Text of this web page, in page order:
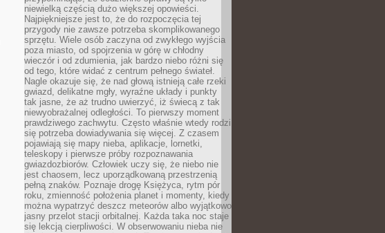
niewielką częścią dużo większej opowieści.
Najpiękniejsze jest to, że do rozpoczęcia tej
przygody nie zawsze potrzeba skomplikowanego
sprzętu. Wiele osób zaczyna od zwykłego wyjścia
poza miasto, od spojrzenia w górę w chłodny
wieczór i od zdumienia, jak bardzo niebo różni się
od tego, które widać z centrum pełnego świateł.
Nagle okazuje się, że nad głową istnieją całe rzeki
gwiazd, delikatne mgły, wyraźne układy i punkty
tak jasne, że aż trudno uwierzyć, iż świecą z tak
niewyobrażalnej odległości. To pierwszy moment
prawdziwego zachwytu. Często właśnie wtedy rodzi
się potrzeba dowiadywania się więcej. Z czasem
pojawiają się mapy nieba, aplikacje, lornetki,
teleskopy i pierwsze próby rozpoznawania
gwiazdozbiorów. Człowiek uczy się, że niebo nie
jest chaosem, lecz uporządkowaną przestrzenią
pełną znaków. Poznaje drogę Księżyca, rytm pór
roku, zmienność położenia planet i momenty, kiedy
można wypatrzyć deszcz meteorów albo wyjątkowo
jasny przelot stacji orbitalnej. Każda taka noc staje
się lekcją cierpliwości. W obserwowaniu nieba nie